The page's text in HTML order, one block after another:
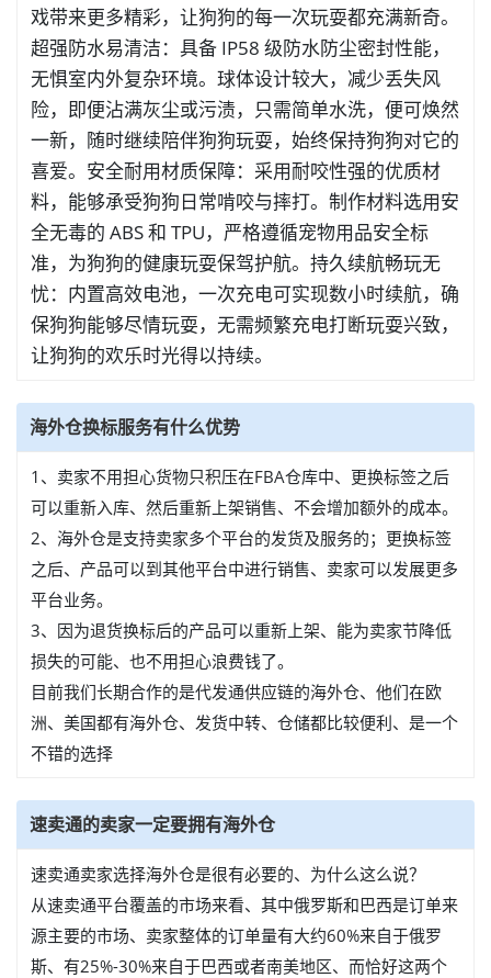
戏带来更多精彩，让狗狗的每一次玩耍都充满新奇。
超强防水易清洁：具备 IP58 级防水防尘密封性能，
无惧室内外复杂环境。球体设计较大，减少丢失风
险，即便沾满灰尘或污渍，只需简单水洗，便可焕然
一新，随时继续陪伴狗狗玩耍，始终保持狗狗对它的
喜爱。安全耐用材质保障：采用耐咬性强的优质材
料，能够承受狗狗日常啃咬与摔打。制作材料选用安
全无毒的 ABS 和 TPU，严格遵循宠物用品安全标
准，为狗狗的健康玩耍保驾护航。持久续航畅玩无
忧：内置高效电池，一次充电可实现数小时续航，确
保狗狗能够尽情玩耍，无需频繁充电打断玩耍兴致，
让狗狗的欢乐时光得以持续。
海外仓换标服务有什么优势
1、卖家不用担心货物只积压在FBA仓库中、更换标签之后
可以重新入库、然后重新上架销售、不会增加额外的成本。
2、海外仓是支持卖家多个平台的发货及服务的；更换标签
之后、产品可以到其他平台中进行销售、卖家可以发展更多
平台业务。
3、因为退货换标后的产品可以重新上架、能为卖家节降低
损失的可能、也不用担心浪费钱了。
目前我们长期合作的是代发通供应链的海外仓、他们在欧
洲、美国都有海外仓、发货中转、仓储都比较便利、是一个
不错的选择
速卖通的卖家一定要拥有海外仓
速卖通卖家选择海外仓是很有必要的、为什么这么说？
从速卖通平台覆盖的市场来看、其中俄罗斯和巴西是订单来
源主要的市场、卖家整体的订单量有大约60%来自于俄罗
斯、有25%-30%来自于巴西或者南美地区、而恰好这两个